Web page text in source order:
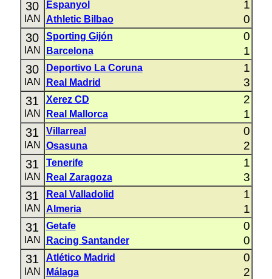
30
IAN
Espanyol 1
Athletic Bilbao 0
30
IAN
Sporting Gijón 0
Barcelona 1
30
IAN
Deportivo La Coruna 1
Real Madrid 3
31
IAN
Xerez CD 2
Real Mallorca 1
31
IAN
Villarreal 0
Osasuna 2
31
IAN
Tenerife 1
Real Zaragoza 3
31
IAN
Real Valladolid 1
Almeria 1
31
IAN
Getafe 0
Racing Santander 0
31
IAN
Atlético Madrid 0
Málaga 2